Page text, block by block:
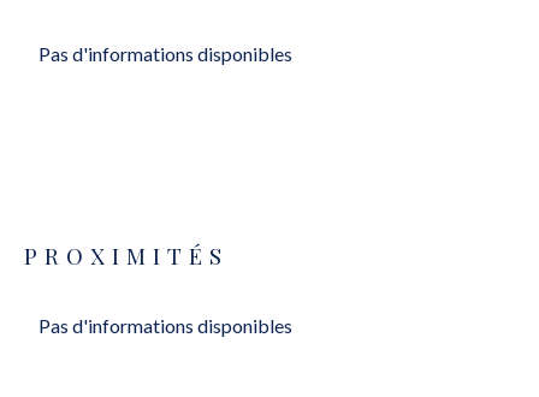
Pas d'informations disponibles
PROXIMITÉS
Pas d'informations disponibles